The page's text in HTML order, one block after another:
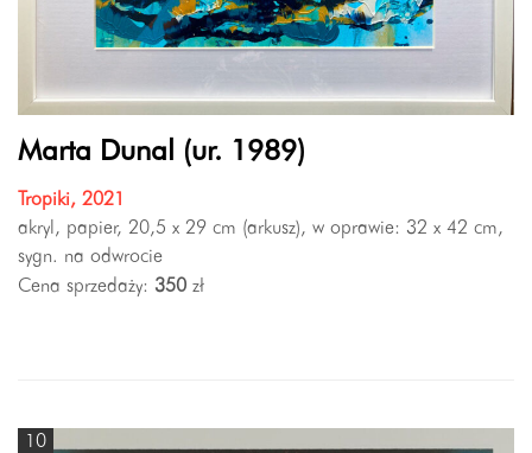
Marta Dunal (ur. 1989)
Tropiki, 2021
akryl, papier, 20,5 x 29 cm (arkusz), w oprawie: 32 x 42 cm,
sygn. na odwrocie
Cena sprzedaży: 350 zł
10